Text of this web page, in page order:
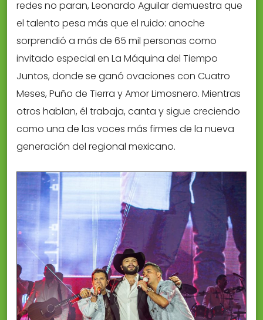
redes no paran, Leonardo Aguilar demuestra que
el talento pesa más que el ruido: anoche
sorprendió a más de 65 mil personas como
invitado especial en La Máquina del Tiempo 
Juntos, donde se ganó ovaciones con Cuatro
Meses, Puño de Tierra y Amor Limosnero. Mientras
otros hablan, él trabaja, canta y sigue creciendo
como una de las voces más firmes de la nueva
generación del regional mexicano.